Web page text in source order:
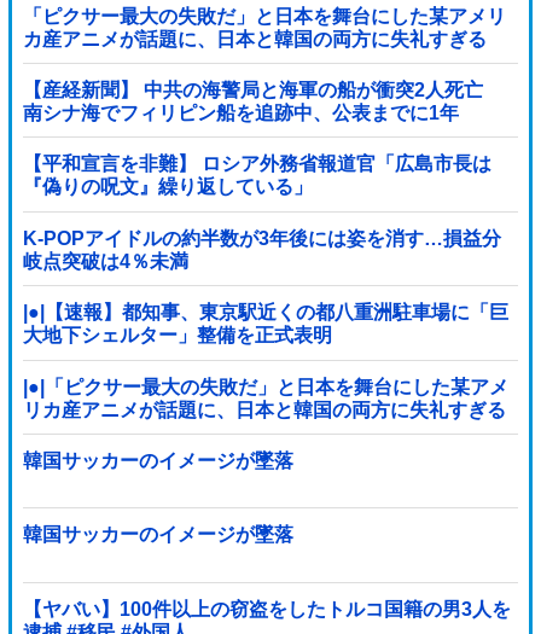
「ピクサー最大の失敗だ」と日本を舞台にした某アメリ
カ産アニメが話題に、日本と韓国の両方に失礼すぎる
わ……
【産経新聞】 中共の海警局と海軍の船が衝突2人死亡
南シナ海でフィリピン船を追跡中、公表までに1年
【平和宣言を非難】 ロシア外務省報道官「広島市長は
『偽りの呪文』繰り返している」
K-POPアイドルの約半数が3年後には姿を消す…損益分
岐点突破は4％未満
|●|【速報】都知事、東京駅近くの都八重洲駐車場に「巨
大地下シェルター」整備を正式表明
|●|「ピクサー最大の失敗だ」と日本を舞台にした某アメ
リカ産アニメが話題に、日本と韓国の両方に失礼すぎる
わ……
韓国サッカーのイメージが墜落
韓国サッカーのイメージが墜落
【ヤバい】100件以上の窃盗をしたトルコ国籍の男3人を